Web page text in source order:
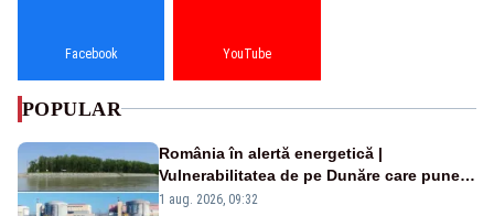
Facebook YouTube
POPULAR
România în alertă energetică |
Vulnerabilitatea de pe Dunăre care pune
în pericol Centrala Cernavodă era
1 aug. 2026, 09:32